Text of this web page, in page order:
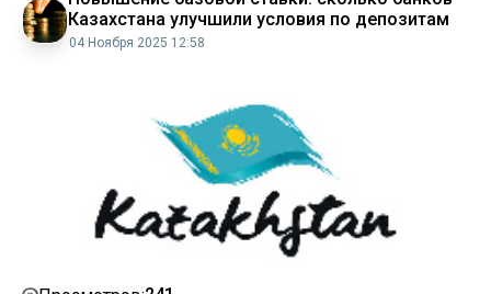
Казахстана улучшили условия по депозитам
04 Ноября 2025 12:58